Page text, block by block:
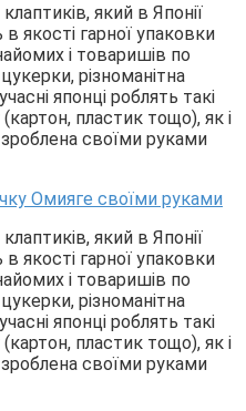
який в Японії
якості гарної упаковки
і товаришів по
різноманітна
японці роблять такі
пластик тощо), як і
своїми руками
який в Японії
якості гарної упаковки
і товаришів по
різноманітна
японці роблять такі
пластик тощо), як і
своїми руками